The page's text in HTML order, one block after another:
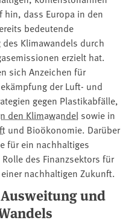
hin, dass Europa in den
bedeutende
Klimawandels durch
erzielt hat.
sich Anzeichen für
der Luft- und
gegen Plastikabfälle,
den Klimawandel sowie in
und Bioökonomie. Darüber
für ein nachhaltiges
des Finanzsektors für
nachhaltigen Zukunft.
und